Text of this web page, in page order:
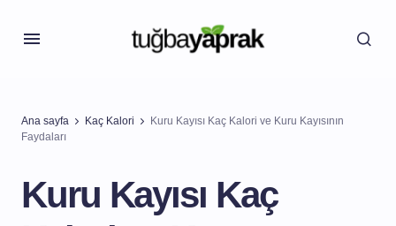
Ana sayfa Kaç Kalori
Kuru Kayısı Kaç Kalori ve Kuru Kayısının
Faydaları
Kuru Kayısı Kaç